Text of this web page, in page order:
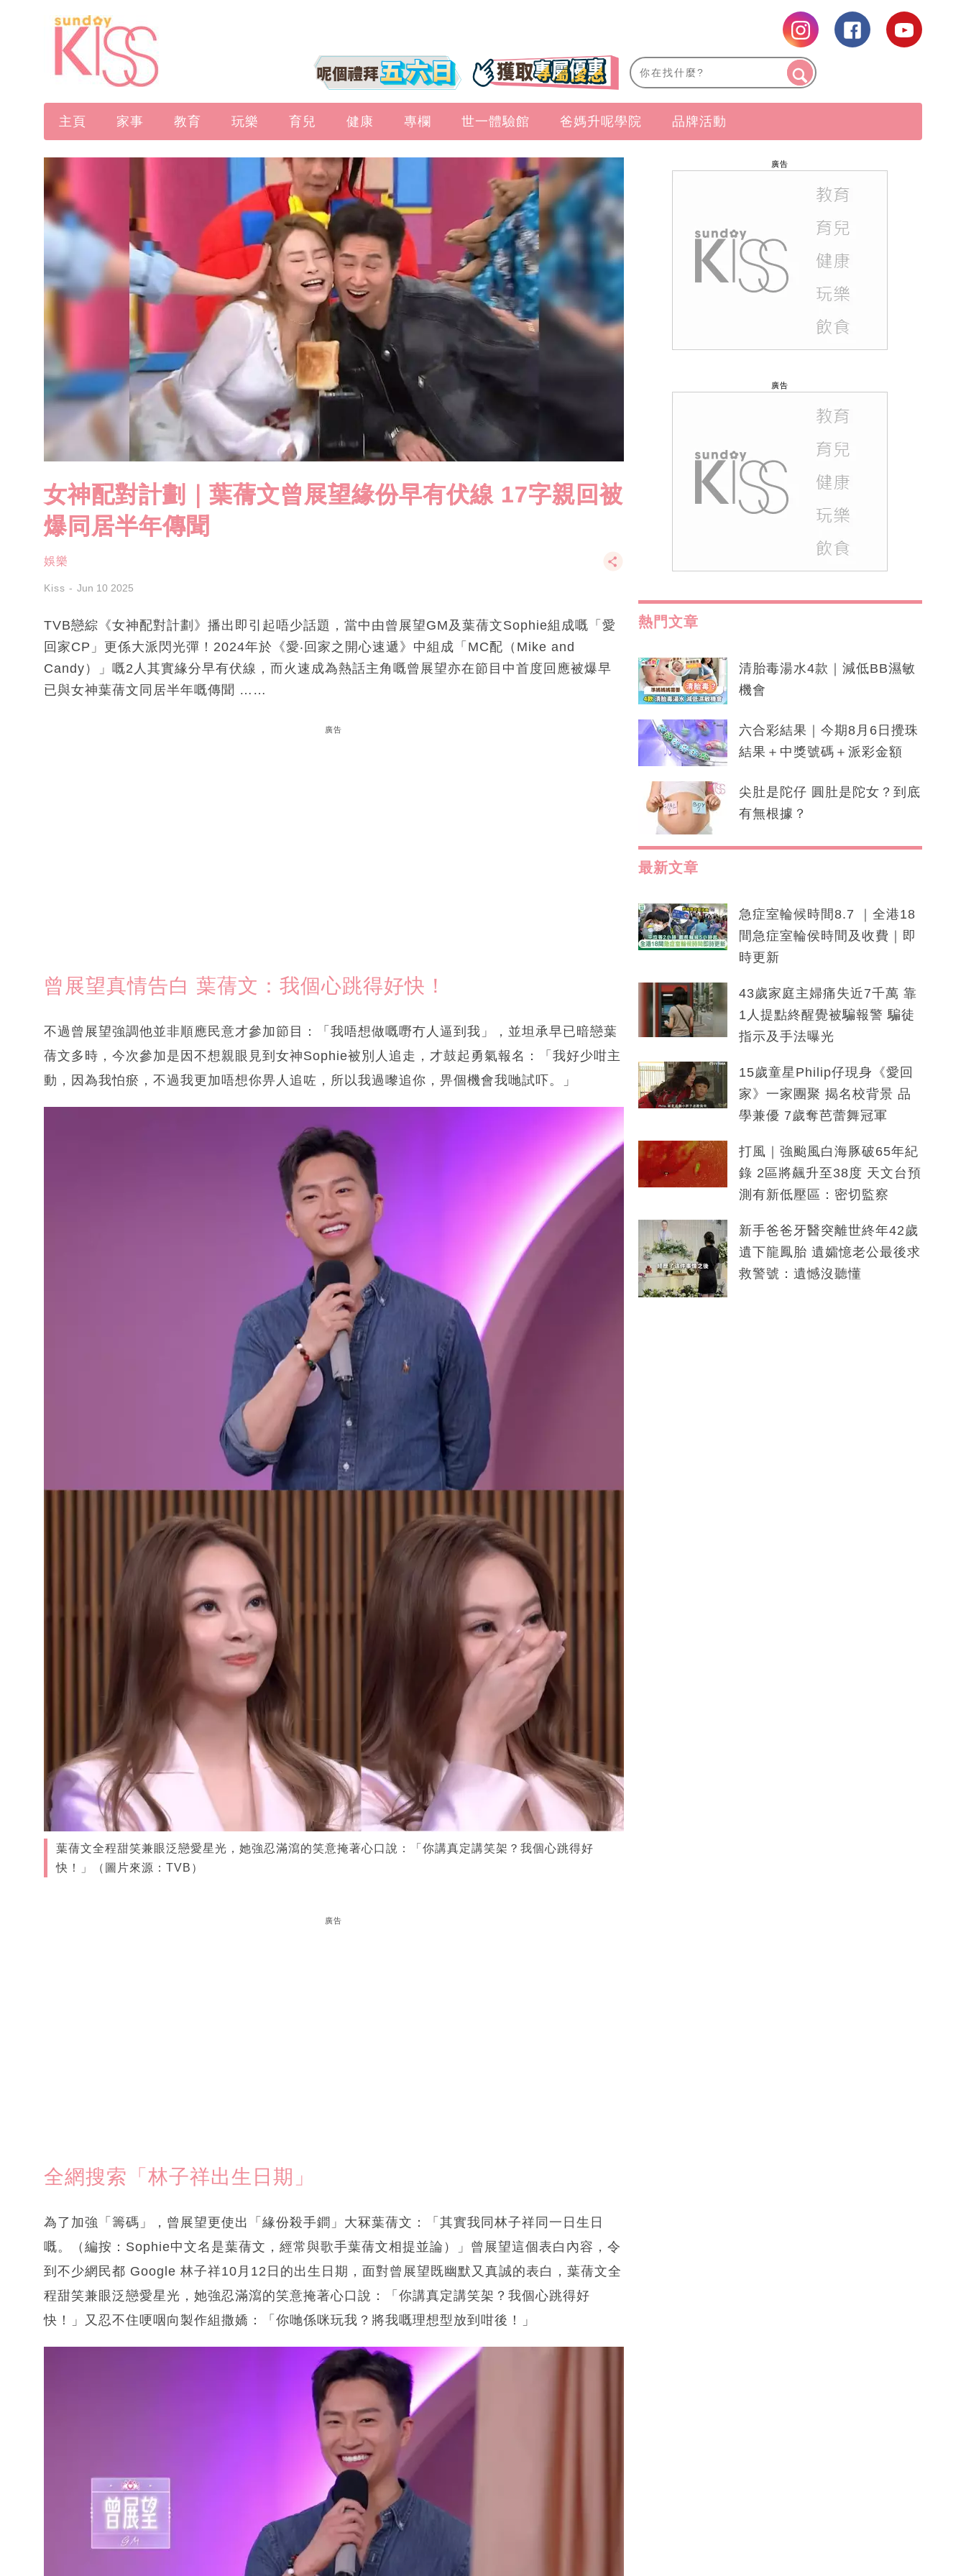
主頁 家事 教育 玩樂 育兒 健康 專欄 世一體驗館 爸媽升呢學院 品牌活動
女神配對計劃｜葉蒨文曾展望緣份早有伏線 17字親回被
爆同居半年傳聞
娛樂
Kiss Jun 10 2025
TVB戀綜《女神配對計劃》播出即引起唔少話題，當中由曾展望GM及葉蒨文Sophie組成嘅「愛
回家CP」更係大派閃光彈！2024年於《愛‧回家之開心速遞》中組成「MC配（Mike and
Candy）」嘅2人其實緣分早有伏線，而火速成為熱話主角嘅曾展望亦在節目中首度回應被爆早
已與女神葉蒨文同居半年嘅傳聞 ……
廣告
曾展望真情告白 葉蒨文：我個心跳得好快！
不過曾展望強調他並非順應民意才參加節目：「我唔想做嘅嘢冇人逼到我」，並坦承早已暗戀葉
蒨文多時，今次參加是因不想親眼見到女神Sophie被別人追走，才鼓起勇氣報名：「我好少咁主
動，因為我怕瘀，不過我更加唔想你畀人追咗，所以我過嚟追你，畀個機會我哋試吓。」
葉蒨文全程甜笑兼眼泛戀愛星光，她強忍滿瀉的笑意掩著心口說：「你講真定講笑架？我個心跳得好
快！」（圖片來源：TVB）
廣告
全網搜索「林子祥出生日期」
為了加強「籌碼」，曾展望更使出「緣份殺手鐧」大冧葉蒨文：「其實我同林子祥同一日生日
嘅。（編按：Sophie中文名是葉蒨文，經常與歌手葉蒨文相提並論）」曾展望這個表白內容，令
到不少網民都 Google 林子祥10月12日的出生日期，面對曾展望既幽默又真誠的表白，葉蒨文全
程甜笑兼眼泛戀愛星光，她強忍滿瀉的笑意掩著心口說：「你講真定講笑架？我個心跳得好
快！」又忍不住哽咽向製作組撒嬌：「你哋係咪玩我？將我嘅理想型放到咁後！」
廣告
廣告
熱門文章
清胎毒湯水4款｜減低BB濕敏
機會
六合彩結果｜今期8月6日攪珠
結果＋中獎號碼＋派彩金額
尖肚是陀仔 圓肚是陀女？到底
有無根據？
最新文章
急症室輪候時間8.7 ｜全港18
間急症室輪侯時間及收費｜即
時更新
43歲家庭主婦痛失近7千萬 靠
1人提點終醒覺被騙報警 騙徒
指示及手法曝光
15歲童星Philip仔現身《愛回
家》一家團聚 揭名校背景 品
學兼優 7歲奪芭蕾舞冠軍
打風｜強颱風白海豚破65年紀
錄 2區將飆升至38度 天文台預
測有新低壓區：密切監察
新手爸爸牙醫突離世終年42歲
遺下龍鳳胎 遺孀憶老公最後求
救警號：遺憾沒聽懂